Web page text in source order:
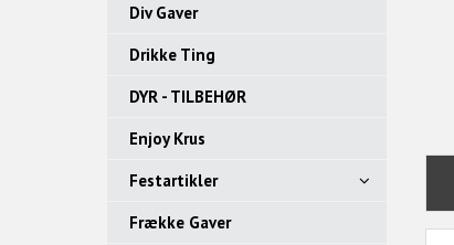
Div Gaver
Drikke Ting
DYR - TILBEHØR
Enjoy Krus
Festartikler
Frække Gaver